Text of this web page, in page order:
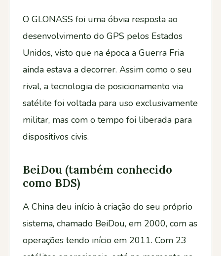
O GLONASS foi uma óbvia resposta ao
desenvolvimento do GPS pelos Estados
Unidos, visto que na época a Guerra Fria
ainda estava a decorrer. Assim como o seu
rival, a tecnologia de posicionamento via
satélite foi voltada para uso exclusivamente
militar, mas com o tempo foi liberada para
dispositivos civis.
BeiDou (também conhecido
como BDS)
A China deu início à criação do seu próprio
sistema, chamado BeiDou, em 2000, com as
operações tendo início em 2011. Com 23